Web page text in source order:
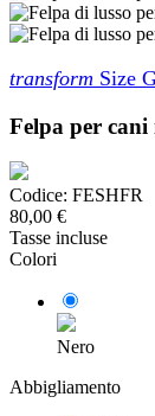
transform Size
Felpa per
Codice: FESHFR
80,00 €
Tasse incluse
Colori
Nero
Abbigliamento